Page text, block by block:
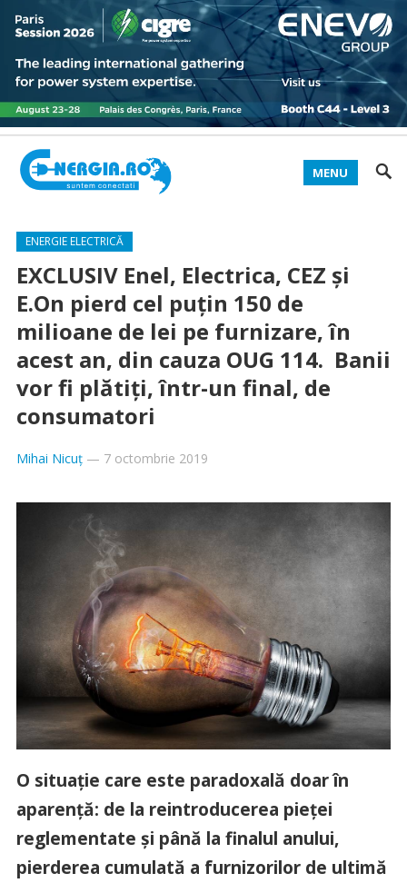
MENU
ENERGIE ELECTRICĂ
EXCLUSIV Enel, Electrica, CEZ şi
E.On pierd cel puţin 150 de
milioane de lei pe furnizare, în
acest an, din cauza OUG 114. Banii
vor fi plătiţi, într-un final, de
consumatori
Mihai Nicuț— 7 octombrie 2019
O situaţie care este paradoxală doar în
aparenţă: de la reintroducerea pieţei
reglementate şi până la finalul anului,
pierderea cumulată a furnizorilor de ultimă